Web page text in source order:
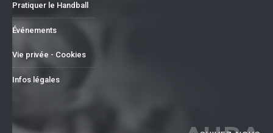
Pratiquer le Handball
Événements
Vie privée - Cookies
Infos légales